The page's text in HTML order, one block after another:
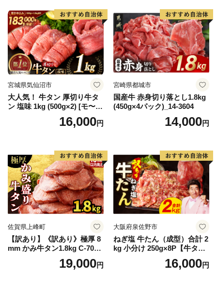
宮城県気仙沼市
大人気！ 牛タン 厚切り牛タ
ン 塩味 1kg (500g×2) [モ〜ラ
ンド 宮城県 気仙沼市 205646
60] 肉 牛肉 精肉 牛たん 牛タ
厚切り タン
16,000円
宮崎県都城市
国産牛 赤身切り落とし1.8kg
(450g×4パック)_14-3604
14,000円
佐賀県上峰町
【訳あり】《訳あり》極厚 8
mm かみ牛タン1.8kg C-709-
19,000円
大阪府泉佐野市
ねぎ塩 牛たん（成型）合計 2
kg 小分け 250g×8P【牛タン
牛肉 焼肉用 薄切り 訳あり サ
16,000円